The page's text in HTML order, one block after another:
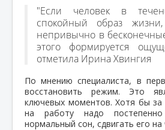
"Если человек в
спокойный образ
непривычно в
этого формируется
отметила Ирина Хвингия
По мнению специалиста, в
восстановить режим. Это
ключевых моментов. Хотя бы за
на работу надо постепенно
нормальный сон, сдвигать его